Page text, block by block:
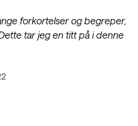
forkortelser og begreper,
tar jeg en titt på i denne